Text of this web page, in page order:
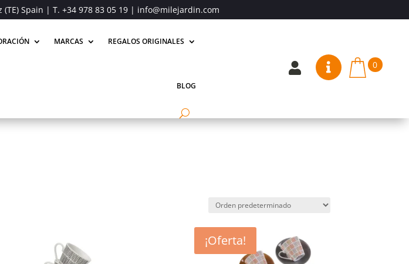
(TE) Spain | T. +34 978 83 05 19| info@milejardin.com
MARCAS REGALOS ORIGINALES
BLOG
  0
¡Oferta!